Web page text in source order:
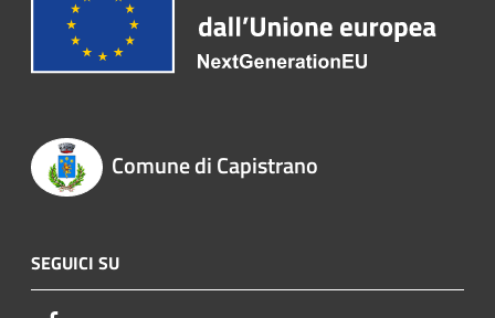
Comune di Capistrano
SEGUICI SU